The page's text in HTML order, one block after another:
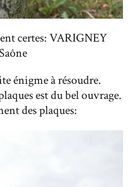
certes: VARIGNEY
énigme à résoudre.
est du bel ouvrage.
des plaques: